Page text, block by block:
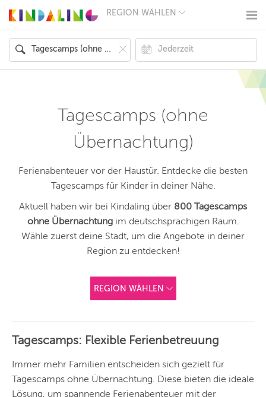
REGION WÄHLEN
MÜNCHEN
HAMBURG
FRANKFURT
KÖLN
HANNOVER
DRESDEN
ZÜRICH
ANDERE
Tagescamps (ohne
Übernachtung)
Ferienabenteuer vor der Haustür. Entdecke die besten
Tagescamps für Kinder in deiner Nähe.
Aktuell haben wir bei Kindaling über 800 Tagescamps
ohne Übernachtungim deutschsprachigen Raum.
Wähle zuerst deine Stadt, um die Angebote in deiner
Region zu entdecken!
REGION WÄHLEN
Vorschlag basierend
Hier findest du vor
allem Online-
Angebote und
Angebote außerhalb
unserer Städte.
Tagescamps: Flexible Ferienbetreuung
Immer mehr Familien entscheiden sich gezielt für
Tagescamps ohne Übernachtung. Diese bieten die ideale
Lösung, um spannende Ferienabenteuer mit der